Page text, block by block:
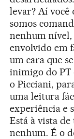
levar? Aí você
somos
nenhum nível,
envolvido em
um cara que
inimigo do PT
o Picciani,
uma leitura
experiência e
Está à vista
nenhum. É o